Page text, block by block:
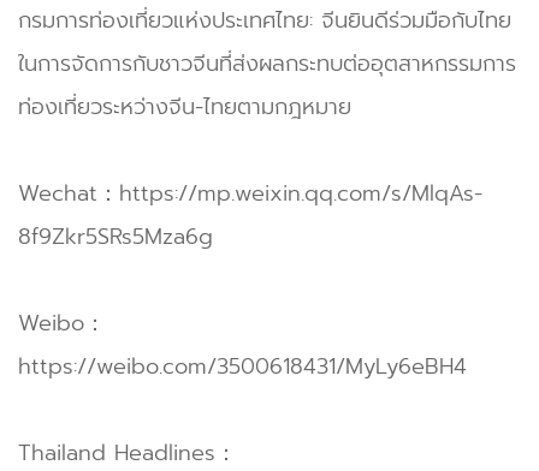
กรมการท่องเที่ยวแห่งประเทศไทย: จีนยินดีร่วมมือกับไทย
ในการจัดการกับชาวจีนที่ส่งผลกระทบต่ออุตสาหกรรมการ
ท่องเที่ยวระหว่างจีน-ไทยตามกฎหมาย
Wechat： https://mp.weixin.qq.com/s/MlqAs-
8f9Zkr5SRs5Mza6g
Weibo：
https://weibo.com/3500618431/MyLy6eBH4
Thailand Headlines：